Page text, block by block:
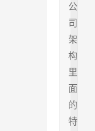
公
司
架
构
里
面
的
特